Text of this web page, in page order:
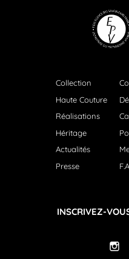
Collection
Haute Couture
Réalisations
Héritage
Actualités
Presse
INSCRIVEZ-